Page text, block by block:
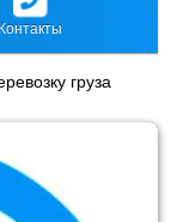
Контакты
груза